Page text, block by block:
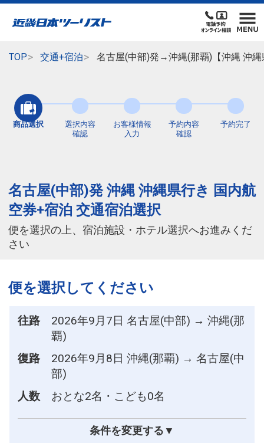
TOP 交通+宿泊 名古屋(中部)発→沖縄(那覇)【沖縄 沖
商品選択
選択内容
確認
お客様情報
入力
予約内容
確認
予約完了
名古屋(中部)発 沖縄 沖縄県行き 国内航
空券+宿泊 交通宿泊選択
便を選択の上、宿泊施設・ホテル選択へお進みくだ
さい
便を選択してください
往路
2026年9月7日 名古屋(中部) → 沖縄(那
覇)
復路
2026年9月8日 沖縄(那覇) → 名古屋(中
部)
人数
おとな2名・こども0名
条件を変更する▼